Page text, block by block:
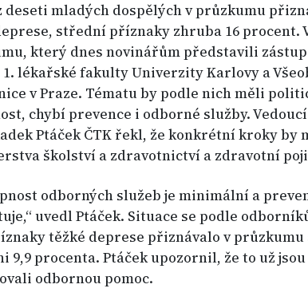
deseti mladých dospělých v průzkumu
střední příznaky zhruba 16 procent.
který dnes novinářům představili
lékařské fakulty Univerzity Karlovy a
v Praze. Tématu by podle nich měli
chybí prevence i odborné služby.
Ptáček ČTK řekl, že konkrétní kroky by
školství a zdravotnictví a zdravotní
odborných služeb je minimální a
uvedl Ptáček. Situace se podle
těžké deprese přiznávalo v
9,9 procenta. Ptáček upozornil, že to už
odbornou pomoc.